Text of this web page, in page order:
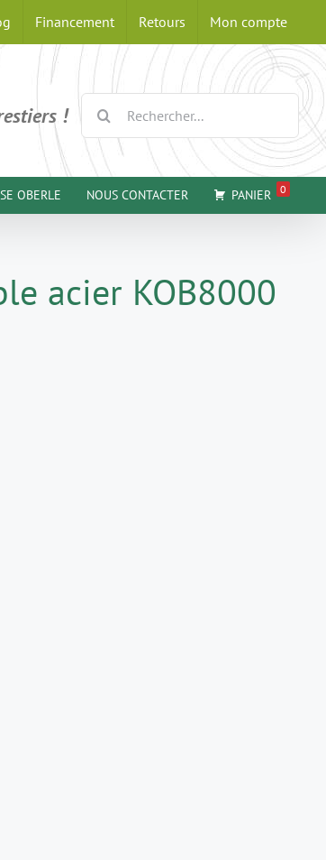
Financement Retours Mon compte
!
PANIER 0
NOUS CONTACTER
OBERLE
acier KOB8000